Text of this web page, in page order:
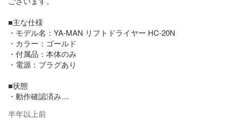
■主な仕様
・モデル名：YA-MAN リフトドライヤー HC-20N
・カラー：ゴールド
・付属品：本体のみ
・電源：プラグあり
■状態
・動作確認済み
・本体のみの出品です（付属品はありません）
半年以上前